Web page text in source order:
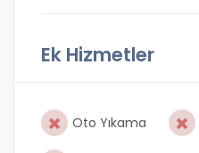
Ek Hizmetler
Oto Yıkama